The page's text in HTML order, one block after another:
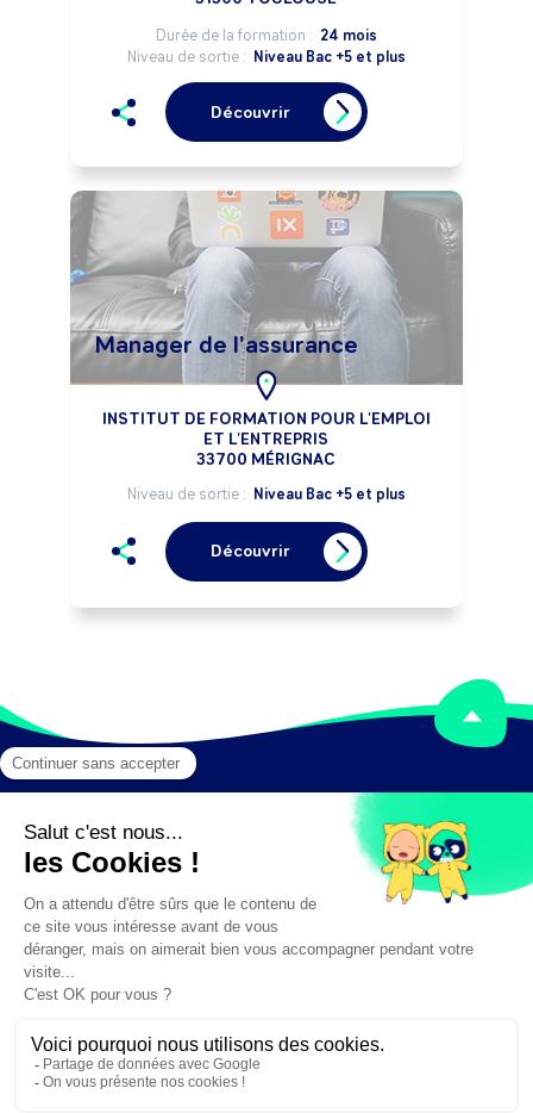
Durée de la formation : 24 mois
Niveau de sortie : Niveau Bac +5 et plus
Découvrir
Manager de l'assurance
INSTITUT DE FORMATION POUR L'EMPLOI
ET L'ENTREPRIS
33700 MÉRIGNAC
Niveau de sortie : Niveau Bac +5 et plus
Découvrir
Mentions légales